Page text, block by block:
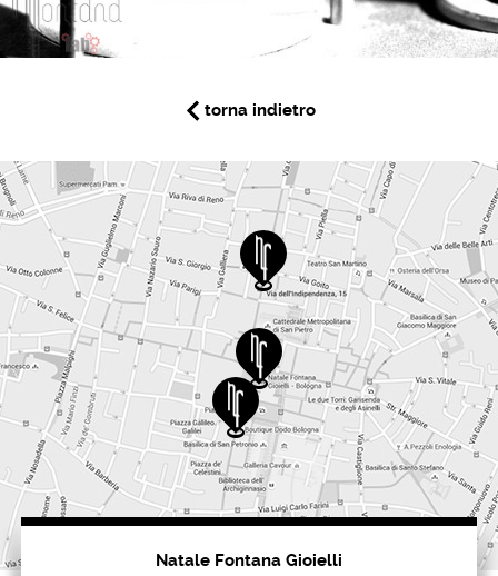
torna indietro
Natale Fontana Gioielli